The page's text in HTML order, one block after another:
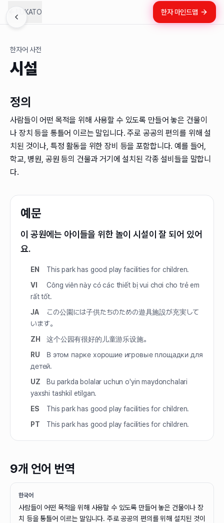
LUKATO 한자 마인드맵
한자어 사전
시설
정의
사람들이 어떤 목적을 위해 사용할 수 있도록 만들어 놓은 건물이
나 장치 등을 통틀어 이르는 말입니다. 주로 공공의 편의를 위해 설
치된 것이나, 특정 활동을 위한 장비 등을 포함합니다. 예를 들어,
학교, 병원, 공원 등의 건물과 거기에 설치된 각종 설비들을 말합니
다.
예문
이 공원에는 아이들을 위한 놀이 시설이 잘 되어 있어
요.
EN
This park has good play facilities for children.
VI
Công viên này có các thiết bị vui chơi cho trẻ em
rất tốt.
JA
この公園には子供たちのための遊具施設が充実して
います。
ZH
这个公园有很好的儿童游乐设施。
RU
В этом парке хорошие игровые площадки для
детей.
UZ
Bu parkda bolalar uchun o'yin maydonchalari
yaxshi tashkil etilgan.
ES
This park has good play facilities for children.
PT
This park has good play facilities for children.
9개 언어 번역
한국어
사람들이 어떤 목적을 위해 사용할 수 있도록 만들어 놓은 건물이나 장
치 등을 통틀어 이르는 말입니다. 주로 공공의 편의를 위해 설치된 것이